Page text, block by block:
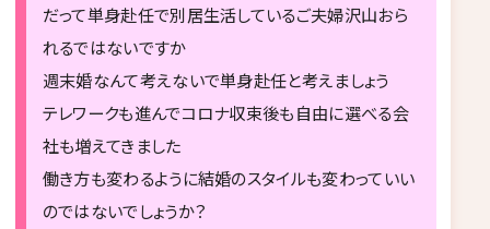
だって単身赴任で別居生活しているご夫婦沢山おら
れるではないですか
週末婚なんて考えないで単身赴任と考えましょう
テレワークも進んでコロナ収束後も自由に選べる会
社も増えてきました
働き方も変わるように結婚のスタイルも変わっていい
のではないでしょうか？